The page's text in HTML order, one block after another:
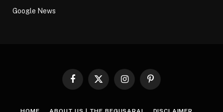
Google News
Facebook
X
InstagramPinterest